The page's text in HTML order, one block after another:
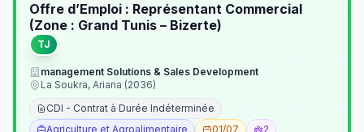
Offre d’Emploi : Représentant Commercial
(Zone : Grand Tunis – Bizerte)
TJ
management Solutions & Sales Development
La Soukra, Ariana (2036)
CDI - Contrat à Durée Indéterminée
Agriculture et Agroalimentaire
01/07 2